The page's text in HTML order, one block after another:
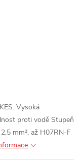
Vysoká
proti vodě Stupeň
mm², až H07RN-F